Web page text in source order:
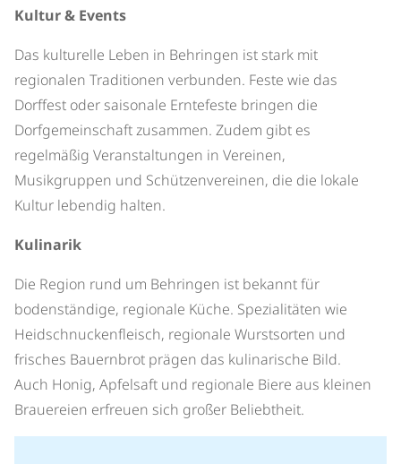
Kultur & Events
Das kulturelle Leben in Behringen ist stark mit
regionalen Traditionen verbunden. Feste wie das
Dorffest oder saisonale Erntefeste bringen die
Dorfgemeinschaft zusammen. Zudem gibt es
regelmäßig Veranstaltungen in Vereinen,
Musikgruppen und Schützenvereinen, die die lokale
Kultur lebendig halten.
Kulinarik
Die Region rund um Behringen ist bekannt für
bodenständige, regionale Küche. Spezialitäten wie
Heidschnuckenfleisch, regionale Wurstsorten und
frisches Bauernbrot prägen das kulinarische Bild.
Auch Honig, Apfelsaft und regionale Biere aus kleinen
Brauereien erfreuen sich großer Beliebtheit.